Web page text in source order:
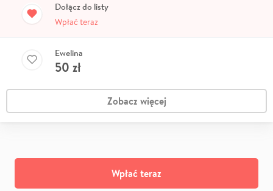
Dołącz do listy
Wpłać teraz
Ewelina
50 zł
Zobacz więcej
Wpłać teraz